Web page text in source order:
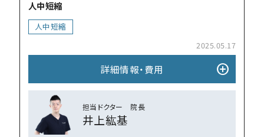
人中短縮
人中短縮
2025.05.17
詳細情報・費⽤ add_circle
担当ドクター 院⻑
井上紘基